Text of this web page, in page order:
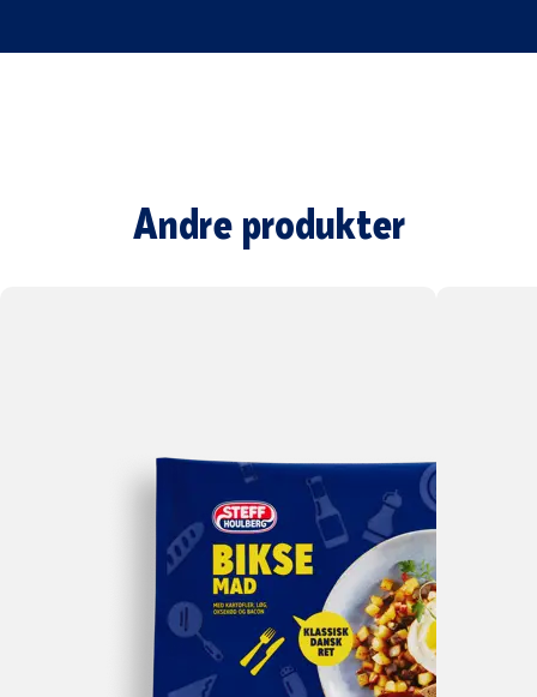
Andre produkter